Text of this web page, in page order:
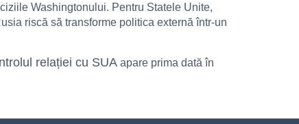
Washingtonului. Pentru Statele Unite,
riscă să transforme politica externă într-un
relației cu SUA apare prima dată în